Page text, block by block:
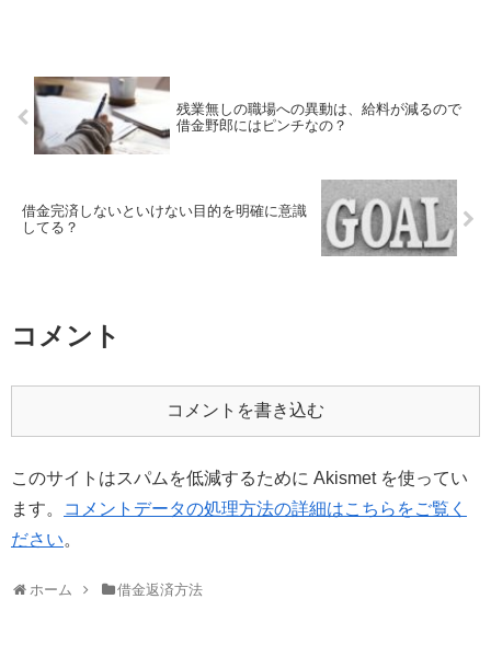
残業無しの職場への異動は、給料が減るので
借金野郎にはピンチなの？
借金完済しないといけない目的を明確に意識
してる？
コメント
コメントを書き込む
このサイトはスパムを低減するために Akismet を使ってい
ます。
コメントデータの処理方法の詳細はこちらをご覧く
ださい。
ホーム 借金返済方法